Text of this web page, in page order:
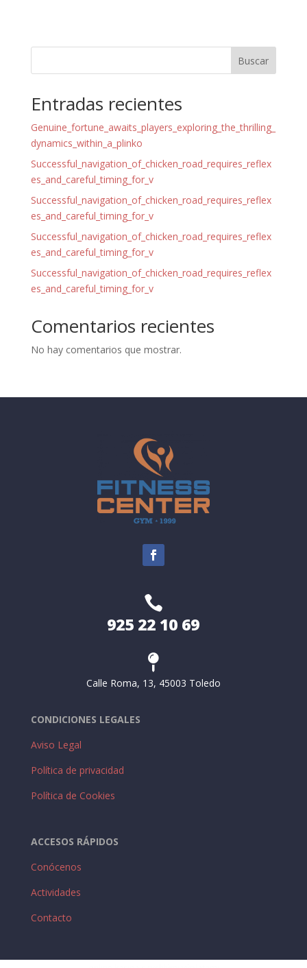
Buscar
Entradas recientes
Genuine_fortune_awaits_players_exploring_the_thrilling_
dynamics_within_a_plinko
Successful_navigation_of_chicken_road_requires_reflex
es_and_careful_timing_for_v
Successful_navigation_of_chicken_road_requires_reflex
es_and_careful_timing_for_v
Successful_navigation_of_chicken_road_requires_reflex
es_and_careful_timing_for_v
Successful_navigation_of_chicken_road_requires_reflex
es_and_careful_timing_for_v
Comentarios recientes
No hay comentarios que mostrar.

925 22 10 69

Calle Roma, 13, 45003 Toledo
CONDICIONES LEGALES
Aviso Legal
Política de privacidad
Política de Cookies
ACCESOS RÁPIDOS
Conócenos
Actividades
Contacto